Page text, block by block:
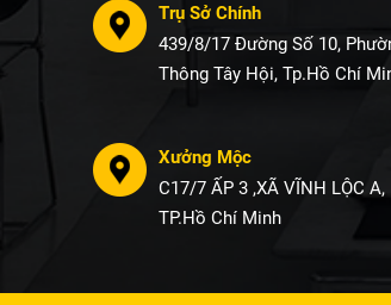
Trụ Sở Chính
439/8/17 Đường Số 10,
Thông Tây Hội, Tp.Hồ Chí
Xưởng Mộc
C17/7 ẤP 3 ,XÃ VĨNH LỘC A,
TP.Hồ Chí Minh